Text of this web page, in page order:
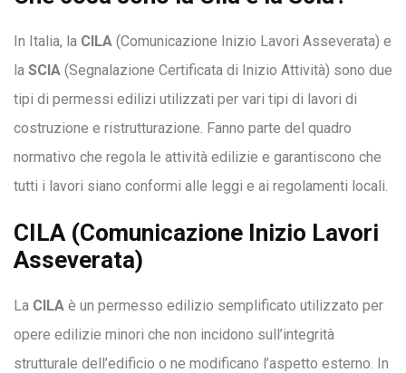
In Italia, la CILA (Comunicazione Inizio Lavori Asseverata) e
la SCIA (Segnalazione Certificata di Inizio Attività) sono due
tipi di permessi edilizi utilizzati per vari tipi di lavori di
costruzione e ristrutturazione. Fanno parte del quadro
normativo che regola le attività edilizie e garantiscono che
tutti i lavori siano conformi alle leggi e ai regolamenti locali.
CILA (Comunicazione Inizio Lavori
Asseverata)
La CILA è un permesso edilizio semplificato utilizzato per
opere edilizie minori che non incidono sull’integrità
strutturale dell’edificio o ne modificano l’aspetto esterno. In